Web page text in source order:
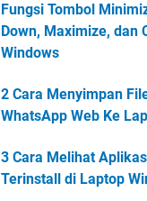
Fungsi Tombol
Down, Maximize, dan
Windows
2 Cara Menyimpan
WhatsApp Web Ke
3 Cara Melihat
Terinstall di Laptop